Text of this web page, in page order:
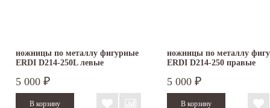
ножницы по металлу фигурные
ERDI D214-250L левые
5 000 ₽
ножницы по металлу
ERDI D214-250 правые
5 000 ₽